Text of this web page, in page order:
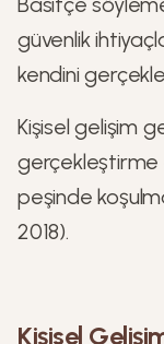
güvenlik
kendini
Kişisel gelişim
gerçekleştirme
peşinde
2018).
Kişisel